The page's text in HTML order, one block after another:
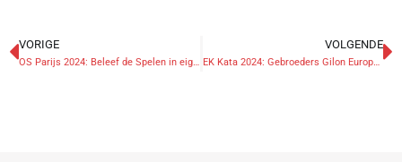
VORIGE
OS Parijs 2024: Beleef de Spelen in eigen land op het Olympic Festival in Middelkerke
VOLGENDE
EK Kata 2024: Gebroeders Gilon Europees kampioen